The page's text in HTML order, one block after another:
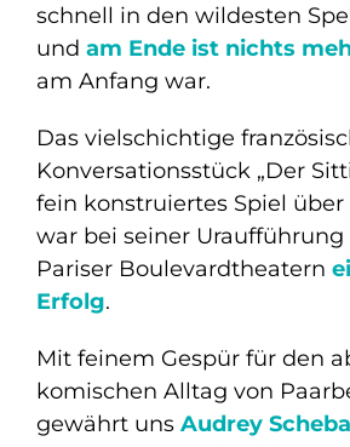
schnell in den wildesten
und am Ende ist nichts
am Anfang war.
Das vielschichtige
Konversationsstück „Der
fein konstruiertes Spiel
war bei seiner Uraufführung
Pariser Boulevardtheatern
Erfolg.
Mit feinem Gespür für den
komischen Alltag von
gewährt uns Audrey